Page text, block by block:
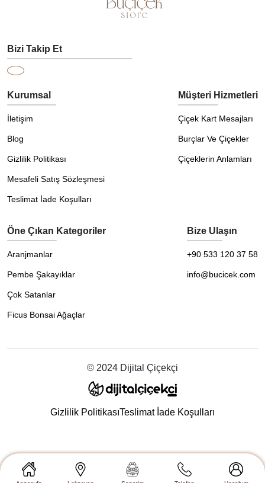
Bizi Takip Et
Kurumsal
İletişim
Blog
Gizlilik Politikası
Mesafeli Satış Sözleşmesi
Teslimat İade Koşulları
Müşteri Hizmetleri
Çiçek Kart Mesajları
Burçlar Ve Çiçekler
Çiçeklerin Anlamları
Öne Çıkan Kategoriler
Aranjmanlar
Pembe Şakayıklar
Çok Satanlar
Ficus Bonsai Ağaçlar
Bize Ulaşın
+90 533 120 37 58
info@bucicek.com
© 2024 Dijital Çiçekçi
Gizlilik PolitikasıTeslimat İade Koşulları